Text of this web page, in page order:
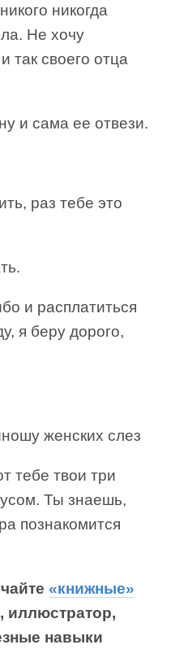
никогда
Не хочу
так своего отца
и сама ее отвези.
раз тебе это
и расплатиться
я беру дорого,
женских слез
тебе твои три
Ты знаешь,
познакомится
«книжные»
иллюстратор,
навыки